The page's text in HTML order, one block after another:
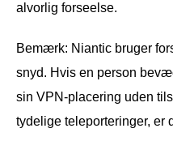
alvorlig forseelse.
Bemærk: Niantic bruger
snyd. Hvis en person
sin VPN-placering uden
tydelige teleporteringer, er